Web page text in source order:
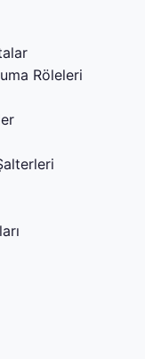
Röleleri